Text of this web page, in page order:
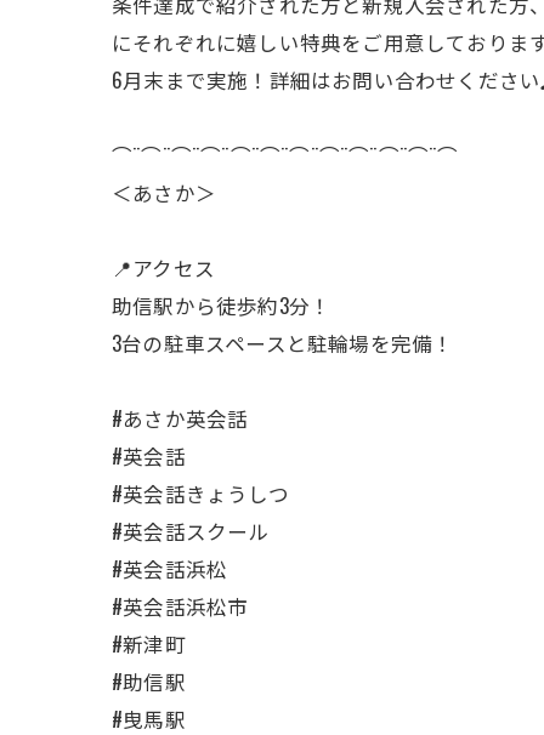
にそれぞれに嬉しい特典をご用意しておりま
6月末まで実施！詳細はお問い合わせくださ
⌒¨⌒¨⌒¨⌒¨⌒¨⌒¨⌒¨⌒¨⌒¨⌒¨⌒¨⌒
＜あさか＞
📍アクセス
助信駅から徒歩約3分！
3台の駐車スペースと駐輪場を完備！
#あさか英会話
#英会話
#英会話きょうしつ
#英会話スクール
#英会話浜松
#英会話浜松市
#新津町
#助信駅
#曳馬駅